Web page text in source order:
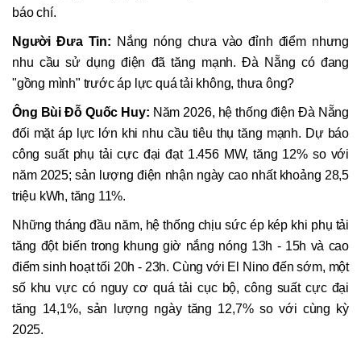
báo chí.
Người Đưa Tin: Nắng nóng chưa vào đỉnh điểm nhưng
nhu cầu sử dụng điện đã tăng mạnh. Đà Nẵng có đang
"gồng mình" trước áp lực quá tải không, thưa ông?
Ông Bùi Đỗ Quốc Huy: Năm 2026, hệ thống điện Đà Nẵng
đối mặt áp lực lớn khi nhu cầu tiêu thụ tăng mạnh. Dự báo
công suất phụ tải cực đại đạt 1.456 MW, tăng 12% so với
năm 2025; sản lượng điện nhận ngày cao nhất khoảng 28,5
triệu kWh, tăng 11%.
Những tháng đầu năm, hệ thống chịu sức ép kép khi phụ tải
tăng đột biến trong khung giờ nắng nóng 13h - 15h và cao
điểm sinh hoạt tối 20h - 23h. Cùng với El Nino đến sớm, một
số khu vực có nguy cơ quá tải cục bộ, công suất cực đại
tăng 14,1%, sản lượng ngày tăng 12,7% so với cùng kỳ
2025.